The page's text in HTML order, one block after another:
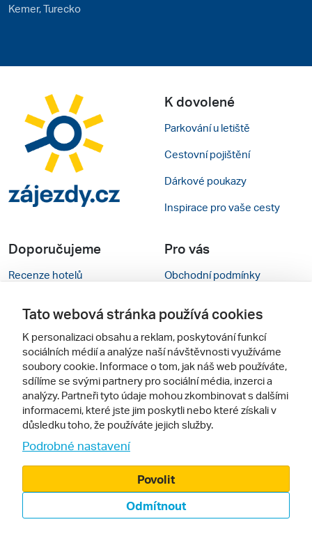
Kemer, Turecko
K dovolené
Parkování u letiště
Cestovní pojištění
Dárkové poukazy
Inspirace pro vaše cesty
Doporučujeme
Recenze hotelů
Zájazdy.sk
Pro vás
Obchodní podmínky
Mobilní verze webu
Sledujte nás
© 2000 - 2026, Zájezdy.cz
Tato webová stránka používá cookies
K personalizaci obsahu a reklam, poskytování funkcí
sociálních médií a analýze naší návštěvnosti využíváme
soubory cookie. Informace o tom, jak náš web používáte,
sdílíme se svými partnery pro sociální média, inzerci a
analýzy. Partneři tyto údaje mohou zkombinovat s dalšími
informacemi, které jste jim poskytli nebo které získali v
důsledku toho, že používáte jejich služby.
Podrobné nastavení
Odmítnout
Povolit